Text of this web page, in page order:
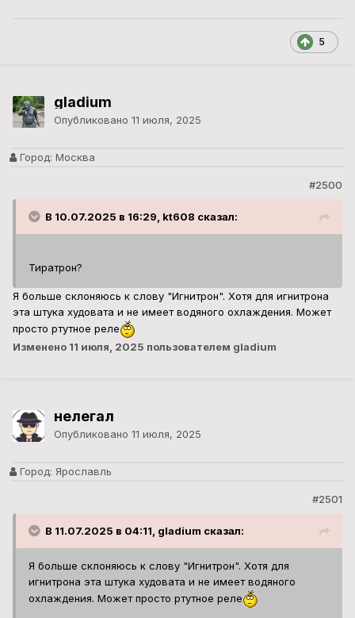
5
gladium
Опубликовано 11 июля, 2025
Город: Москва
#2500
В 10.07.2025 в 16:29, kt608 сказал:
Тиратрон?
Я больше склоняюсь к слову "Игнитрон". Хотя для игнитрона
эта штука худовата и не имеет водяного охлаждения. Может
просто ртутное реле
Изменено 11 июля, 2025 пользователем gladium
нелегал
Опубликовано 11 июля, 2025
Город: Ярославль
#2501
В 11.07.2025 в 04:11, gladium сказал:
Я больше склоняюсь к слову "Игнитрон". Хотя для
игнитрона эта штука худовата и не имеет водяного
охлаждения. Может просто ртутное реле